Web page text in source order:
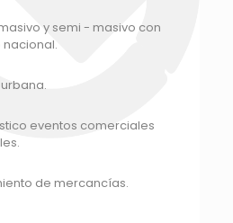
y semi - masivo con
eventos comerciales
de mercancías.